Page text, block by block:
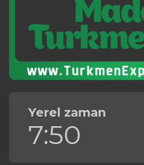
Yerel zaman
7:50